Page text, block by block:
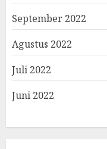
September 2022
Agustus 2022
Juli 2022
Juni 2022